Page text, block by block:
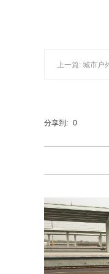
上一篇: 城市
分享到: 0